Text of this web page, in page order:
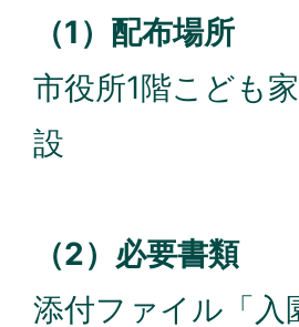
（1）配布場所
市役所1階こども
設
（2）必要書類
添付ファイル「入